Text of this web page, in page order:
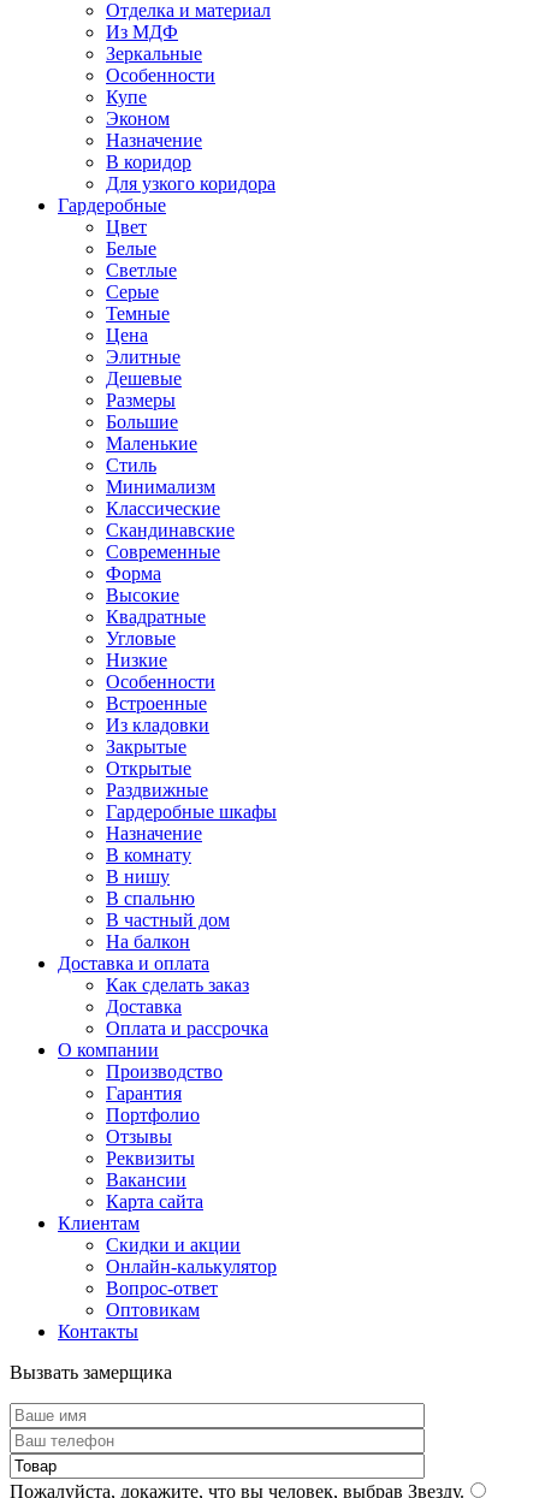
Отделка и материал
Из МДФ
Зеркальные
Особенности
Купе
Эконом
Назначение
В коридор
Для узкого коридора
Гардеробные
Цвет
Белые
Светлые
Серые
Темные
Цена
Элитные
Дешевые
Размеры
Большие
Маленькие
Стиль
Минимализм
Классические
Скандинавские
Современные
Форма
Высокие
Квадратные
Угловые
Низкие
Особенности
Встроенные
Из кладовки
Закрытые
Открытые
Раздвижные
Гардеробные шкафы
Назначение
В комнату
В нишу
В спальню
В частный дом
На балкон
Доставка и оплата
Как сделать заказ
Доставка
Оплата и рассрочка
О компании
Производство
Гарантия
Портфолио
Отзывы
Реквизиты
Вакансии
Карта сайта
Клиентам
Скидки и акции
Онлайн-калькулятор
Вопрос-ответ
Оптовикам
Контакты
Вызвать замерщика
Пожалуйста, докажите, что вы человек, выбрав Звезду.